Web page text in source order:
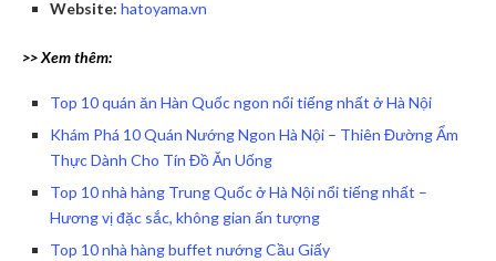
Website: hatoyama.vn
>> Xem thêm:
Top 10 quán ăn Hàn Quốc ngon nổi tiếng nhất ở Hà Nội
Khám Phá 10 Quán Nướng Ngon Hà Nội – Thiên Đường Ẩm
Thực Dành Cho Tín Đồ Ăn Uống
Top 10 nhà hàng Trung Quốc ở Hà Nội nổi tiếng nhất –
Hương vị đặc sắc, không gian ấn tượng
Top 10 nhà hàng buffet nướng Cầu Giấy